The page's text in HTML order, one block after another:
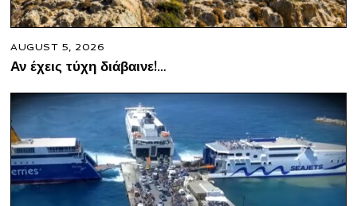
AUGUST 5, 2026
Αν έχεις τύχη διάβαινε!…